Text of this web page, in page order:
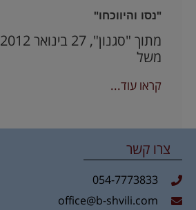
"נסו והיווכחו"
משל
קראו עוד...
צרו קשר
054-7773833
office@b-shvili.com